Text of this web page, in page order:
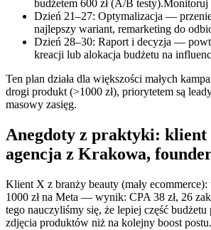
budżetem 600 zł (A/B
Dzień 21–27: Optymalizacja —
najlepszy wariant, remarketing do
Dzień 28–30: Raport i decyzja —
kreacji lub alokacja budżetu na
Ten plan działa dla większości małych
drogi produkt (>1000 zł), priorytetem są
masowy zasięg.
Anegdoty z praktyki: klient
agencja z Krakowa,
Klient X z branży beauty (mały
1000 zł na Meta — wynik: CPA 38 zł, 26
tego nauczyliśmy się, że lepiej część budżetu
zdjęcia produktów niż na kolejny boost postu.